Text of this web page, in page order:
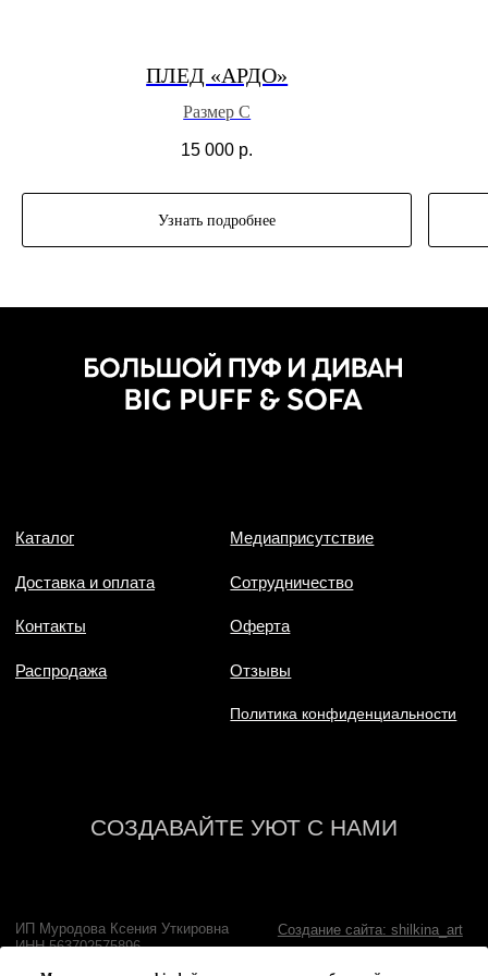
ПЛЕД «АРДО»
Размер С
15 000 р.
Узнать подробнее